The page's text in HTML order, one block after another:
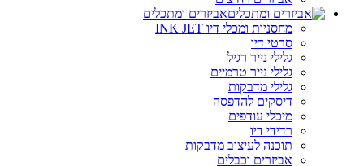
אביזרים ומתכלים
מחסניות ומכלי דיו INK JET
סרטי דיו
גלילי נייר רגיל
גלילי נייר טרמיים
גלילי מדבקות
דיסקים להדפסה
מיכלי עודפים
רדידי דיו
תוכנה לעיצוב מדבקות
אביזרים וכבלים